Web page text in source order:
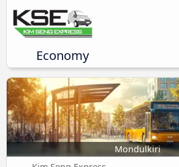
Economy
Mondulkiri